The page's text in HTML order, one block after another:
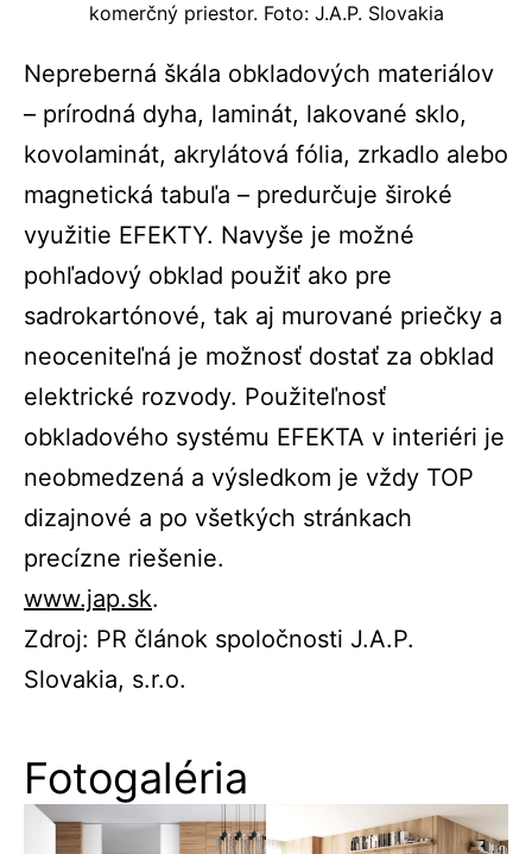
komerčný priestor. Foto: J.A.P. Slovakia
Nepreberná škála obkladových materiálov
– prírodná dyha, laminát, lakované sklo,
kovolaminát, akrylátová fólia, zrkadlo alebo
magnetická tabuľa – predurčuje široké
využitie EFEKTY. Navyše je možné
pohľadový obklad použiť ako pre
sadrokartónové, tak aj murované priečky a
neoceniteľná je možnosť dostať za obklad
elektrické rozvody. Použiteľnosť
obkladového systému EFEKTA v interiéri je
neobmedzená a výsledkom je vždy TOP
dizajnové a po všetkých stránkach
precízne riešenie.
www.jap.sk.
Zdroj: PR článok spoločnosti J.A.P.
Slovakia, s.r.o.
Fotogaléria